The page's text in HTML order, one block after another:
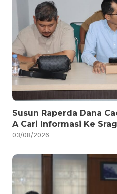
Susun Raperda Dana
A Cari Informasi Ke
03/08/2026